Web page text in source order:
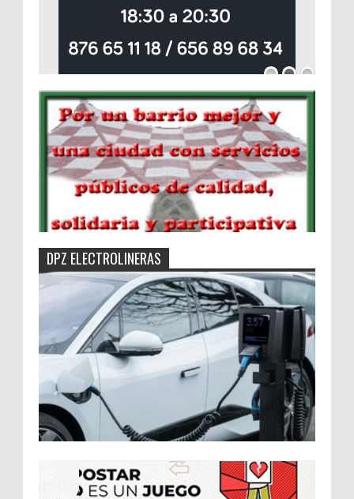
DPZ ELECTROLINERAS